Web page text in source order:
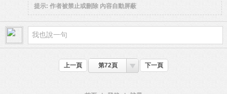
提示: 作者被禁止或刪除 內容自動屏蔽
上一頁 第72頁 下一頁